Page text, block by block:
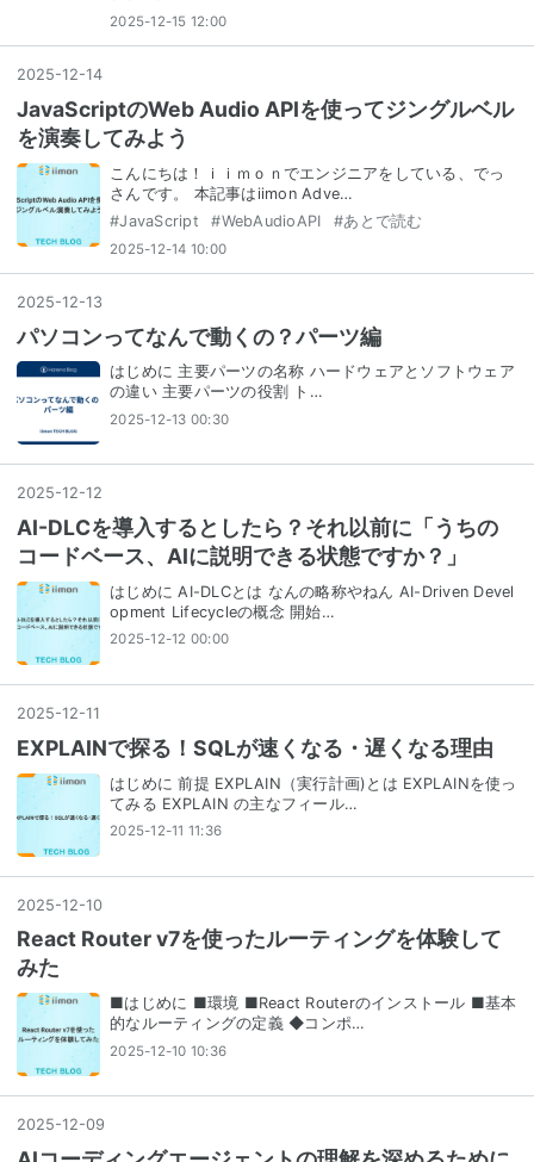
2025-12-15 12:00
2025-12-14
JavaScriptのWeb Audio APIを使ってジングルベル
を演奏してみよう
こんにちは！ｉｉｍｏｎでエンジニアをしている、でっ
さんです。 本記事はiimon Adve…
#JavaScript #WebAudioAPI #あとで読む
2025-12-14 10:00
2025-12-13
パソコンってなんで動くの？パーツ編
はじめに 主要パーツの名称 ハードウェアとソフトウェア
の違い 主要パーツの役割 ト…
2025-12-13 00:30
2025-12-12
AI-DLCを導入するとしたら？それ以前に「うちの
コードベース、AIに説明できる状態ですか？」
はじめに AI-DLCとは なんの略称やねん AI-Driven Devel
opment Lifecycleの概念 開始…
2025-12-12 00:00
2025-12-11
EXPLAINで探る！SQLが速くなる・遅くなる理由
はじめに 前提 EXPLAIN（実行計画)とは EXPLAINを使っ
てみる EXPLAIN の主なフィール…
2025-12-11 11:36
2025-12-10
React Router v7を使ったルーティングを体験して
みた
■はじめに ■環境 ■React Routerのインストール ■基本
的なルーティングの定義 ◆コンポ…
2025-12-10 10:36
2025-12-09